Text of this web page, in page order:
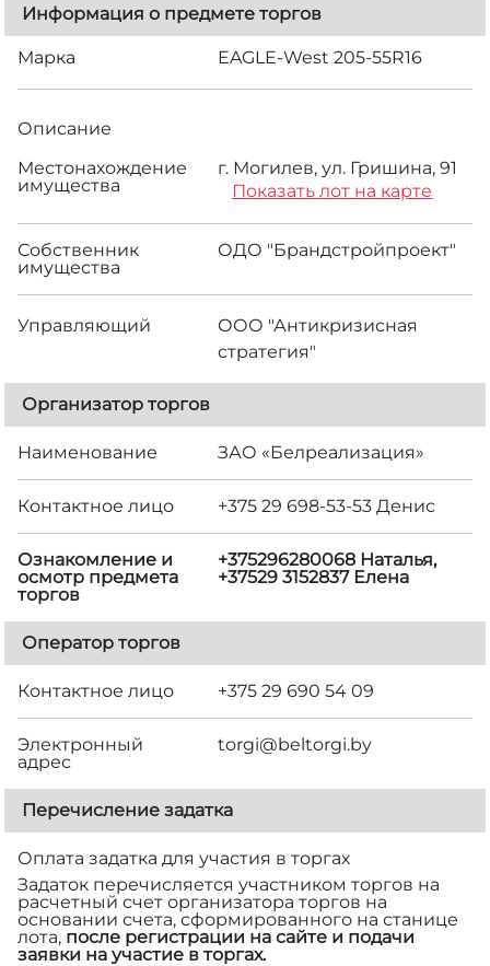
Информация о предмете торгов
Марка EAGLE-West 205-55R16
Описание
Местонахождение
имущества
г. Могилев, ул. Гришина, 91
Показать лот на карте
Собственник
имущества
ОДО "Брандстройпроект"
Управляющий
ООО "Антикризисная
стратегия"
Организатор торгов
Наименование ЗАО «Белреализация»
Контактное лицо +375 29 698-53-53 Денис
Ознакомление и
осмотр предмета
торгов
+375296280068 Наталья,
+37529 3152837 Елена
Оператор торгов
Контактное лицо +375 29 690 54 09
Электронный
адрес
torgi@beltorgi.by
Перечисление задатка
Оплата задатка для участия в торгах
Задаток перечисляется участником торгов на
расчетный счет организатора торгов на
основании счета, сформированного на станице
лота, после регистрации на сайте и подачи
заявки на участие в торгах.